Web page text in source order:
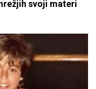
svoji materi